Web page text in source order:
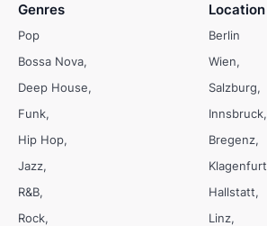
Genres
Pop
Bossa Nova
Deep House
Funk
Hip Hop
Jazz
R&B
Rock
Location
Berlin
Wien
Salzburg
Innsbruck
Bregenz
Klagenfurt
Hallstatt
Linz